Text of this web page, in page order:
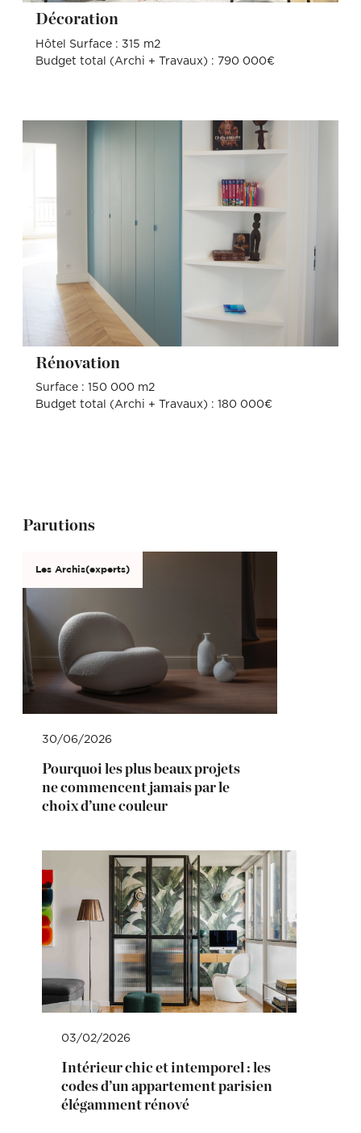
Décoration
Hôtel Surface : 315 m2
Budget total (Archi + Travaux) : 790 000€
Rénovation
Surface : 150 000 m2
Budget total (Archi + Travaux) : 180 000€
Parutions
Les Archis(experts)
30/06/2026
Pourquoi les plus beaux projets
ne commencent jamais par le
choix d’une couleur
03/02/2026
Intérieur chic et intemporel : les
codes d’un appartement parisien
élégamment rénové